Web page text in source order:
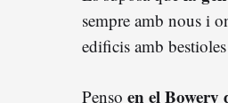
sempre amb nous i
edificis amb
Penso en el